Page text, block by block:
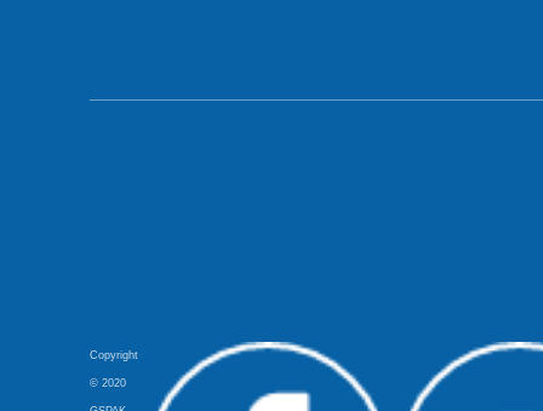
Copyright
© 2020